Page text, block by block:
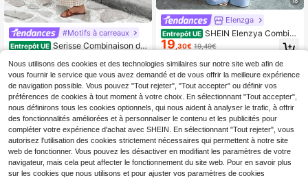
#Motifs à carreaux
Entrepôt UE Serisse Combinaison dé
aux pour femmes, pour un port quoti
dien
Elenzga
Entrepôt UE SHEIN Elenzya Combina
ison ample à jambes larges avec tai
lle cintrée en tissu jacquard à nœud
papillon et marguerite, élégante pou
r les déplacements quotidiens
19 ,30€ 19,49€
Nous utilisons des cookies et des technologies similaires sur notre site web afin de
vous fournir le service que vous avez demandé et de vous offrir la meilleure expérience
de navigation possible. Vous pouvez "Tout rejeter", "Tout accepter" ou définir vos
préférences de cookies à tout moment à votre choix. En sélectionnant "Tout accepter",
nous définirons tous les cookies optionnels, qui nous aident à analyser le trafic, à offrir
des fonctionnalités améliorées et à personnaliser le contenu et les publicités pour
compléter votre expérience d'achat avec SHEIN. En sélectionnant "Tout rejeter", vous
autorisez l'utilisation des cookies strictement nécessaires qui permettent à notre site
web de fonctionner. Vous pouvez les désactiver en modifiant les paramètres de votre
navigateur, mais cela peut affecter le fonctionnement du site web. Pour en savoir plus
sur les cookies que nous utilisons et pour ajuster vos paramètres de cookies